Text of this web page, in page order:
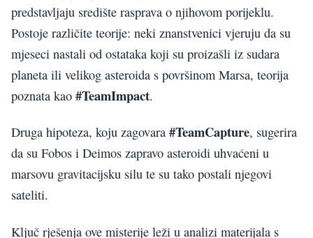
predstavljaju središte rasprava o njihovom porijeklu.
Postoje različite teorije: neki znanstvenici vjeruju da su
mjeseci nastali od ostataka koji su proizašli iz sudara
planeta ili velikog asteroida s površinom Marsa, teorija
poznata kao #TeamImpact.
Druga hipoteza, koju zagovara #TeamCapture, sugerira
da su Fobos i Deimos zapravo asteroidi uhvaćeni u
marsovu gravitacijsku silu te su tako postali njegovi
sateliti.
Ključ rješenja ove misterije leži u analizi materijala s